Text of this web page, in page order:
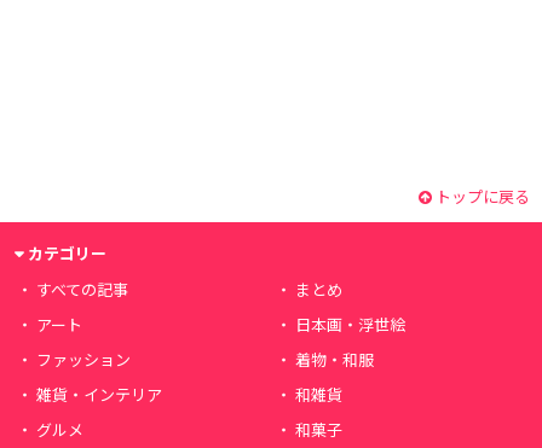
トップに戻る
カテゴリー
すべての記事
まとめ
アート
日本画・浮世絵
ファッション
着物・和服
雑貨・インテリア
和雑貨
グルメ
和菓子